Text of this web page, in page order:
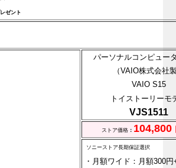
ゼント
パーソナルコンピュー
（VAIO株式会社
VAIO S15
トイストーリーモ
VJS1511
ストア価格： 104,800
ソニーストア長期保証選択
・月額ワイド：月額300